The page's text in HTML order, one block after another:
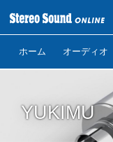
ホーム オーディオ
YUKIMU